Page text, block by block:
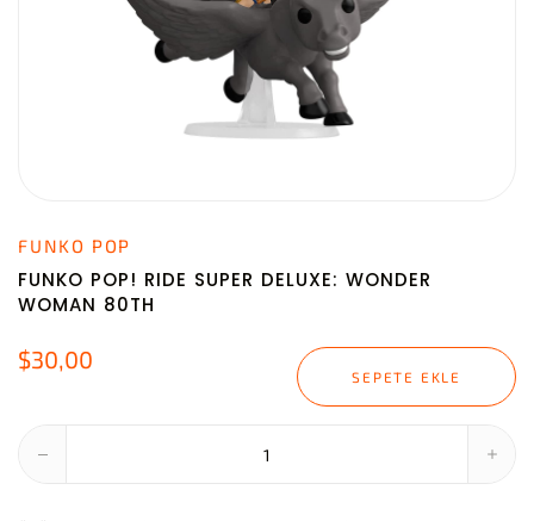
FUNKO POP
FUNKO POP! RIDE SUPER DELUXE: WONDER
WOMAN 80TH
$30,00
SEPETE EKLE